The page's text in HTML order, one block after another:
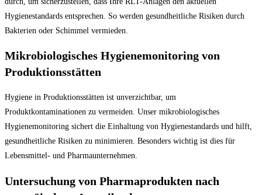
Hygienestandards entsprechen. So werden gesundheitliche Risiken durch
Bakterien oder Schimmel vermieden.
Mikrobiologisches Hygienemonitoring von
Produktionsstätten
Hygiene in Produktionsstätten ist unverzichtbar, um
Produktkontaminationen zu vermeiden. Unser mikrobiologisches
Hygienemonitoring sichert die Einhaltung von Hygienestandards und hilft,
gesundheitliche Risiken zu minimieren. Besonders wichtig ist dies für
Lebensmittel- und Pharmaunternehmen.
Untersuchung von Pharmaprodukten nach